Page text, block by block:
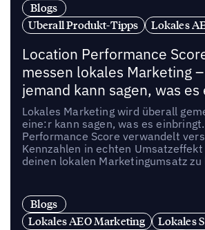
Blogs
Uberall Produkt-Tipps
Lokales
Location Performance
messen lokales Marketing
jemand kann sagen, was
Lokales Marketing wird überall
eine:r kann sagen, was es
Performance Score verwandelt
Kennzahlen in echten
deinen lokalen Marketingumsatz
Blogs
Lokales AEO Marketing
Lokales